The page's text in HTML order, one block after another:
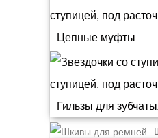
Цепные муфты
Гильзы для